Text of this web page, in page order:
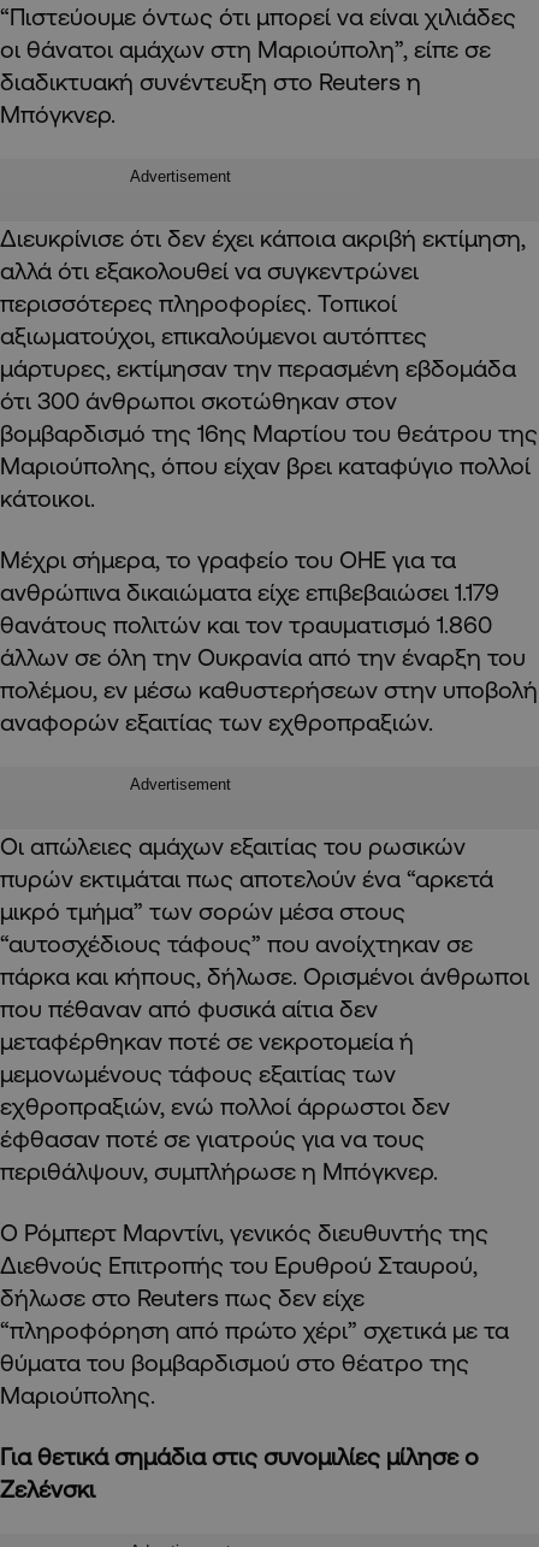
“Πιστεύουμε όντως ότι μπορεί να είναι χιλιάδες
οι θάνατοι αμάχων στη Μαριούπολη”, είπε σε
διαδικτυακή συνέντευξη στο Reuters η
Μπόγκνερ.
Advertisement
Διευκρίνισε ότι δεν έχει κάποια ακριβή εκτίμηση,
αλλά ότι εξακολουθεί να συγκεντρώνει
περισσότερες πληροφορίες. Τοπικοί
αξιωματούχοι, επικαλούμενοι αυτόπτες
μάρτυρες, εκτίμησαν την περασμένη εβδομάδα
ότι 300 άνθρωποι σκοτώθηκαν στον
βομβαρδισμό της 16ης Μαρτίου του θεάτρου της
Μαριούπολης, όπου είχαν βρει καταφύγιο πολλοί
κάτοικοι.
Μέχρι σήμερα, το γραφείο του ΟΗΕ για τα
ανθρώπινα δικαιώματα είχε επιβεβαιώσει 1.179
θανάτους πολιτών και τον τραυματισμό 1.860
άλλων σε όλη την Ουκρανία από την έναρξη του
πολέμου, εν μέσω καθυστερήσεων στην υποβολή
αναφορών εξαιτίας των εχθροπραξιών.
Advertisement
Οι απώλειες αμάχων εξαιτίας του ρωσικών
πυρών εκτιμάται πως αποτελούν ένα “αρκετά
μικρό τμήμα” των σορών μέσα στους
“αυτοσχέδιους τάφους” που ανοίχτηκαν σε
πάρκα και κήπους, δήλωσε. Ορισμένοι άνθρωποι
που πέθαναν από φυσικά αίτια δεν
μεταφέρθηκαν ποτέ σε νεκροτομεία ή
μεμονωμένους τάφους εξαιτίας των
εχθροπραξιών, ενώ πολλοί άρρωστοι δεν
έφθασαν ποτέ σε γιατρούς για να τους
περιθάλψουν, συμπλήρωσε η Μπόγκνερ.
Ο Ρόμπερτ Μαρντίνι, γενικός διευθυντής της
Διεθνούς Επιτροπής του Ερυθρού Σταυρού,
δήλωσε στο Reuters πως δεν είχε
“πληροφόρηση από πρώτο χέρι” σχετικά με τα
θύματα του βομβαρδισμού στο θέατρο της
Μαριούπολης.
Για θετικά σημάδια στις συνομιλίες μίλησε ο
Ζελένσκι